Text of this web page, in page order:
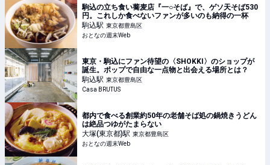
駒込の立ち食い蕎麦店『一○そば』で、ゲソ天そば530
円。これしか食べないファンが多いのも納得の一杯
駒込駅 東京都豊島区
おとなの週末Web
東京・駒込にファン待望の〈SHOKKI〉のショップが
誕生。ポップで自由な一点物と出会える場所とは？
駒込駅 東京都豊島区
Casa BRUTUS
都内で食べる創業約50年の老舗そば処の鍋焼きうどん
は絶品つゆがたまらない
大塚(東京都)駅 東京都豊島区
おとなの週末Web